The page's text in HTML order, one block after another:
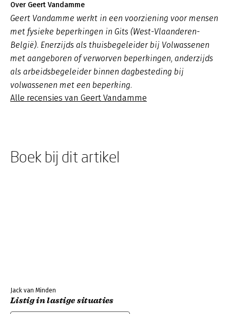
Over Geert Vandamme
Geert Vandamme werkt in een voorziening voor mensen
met fysieke beperkingen in Gits (West-Vlaanderen-
België). Enerzijds als thuisbegeleider bij Volwassenen
met aangeboren of verworven beperkingen, anderzijds
als arbeidsbegeleider binnen dagbesteding bij
volwassenen met een beperking.
Alle recensies van Geert Vandamme
Boek bij dit artikel
Jack van Minden
Listig in lastige situaties